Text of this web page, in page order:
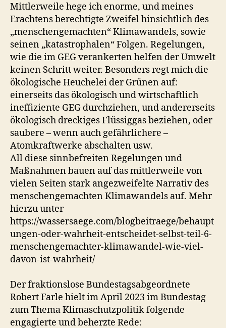
Mittlerweile hege ich enorme, und meines
Erachtens berechtigte Zweifel hinsichtlich des
„menschengemachten“ Klimawandels, sowie
seinen „katastrophalen“ Folgen. Regelungen,
wie die im GEG verankerten helfen der Umwelt
keinen Schritt weiter. Besonders regt mich die
ökologische Heuchelei der Grünen auf:
einerseits das ökologisch und wirtschaftlich
ineffiziente GEG durchziehen, und andererseits
ökologisch dreckiges Flüssiggas beziehen, oder
saubere – wenn auch gefährlichere –
Atomkraftwerke abschalten usw.
All diese sinnbefreiten Regelungen und
Maßnahmen bauen auf das mittlerweile von
vielen Seiten stark angezweifelte Narrativ des
menschengemachten Klimawandels auf. Mehr
hierzu unter
https://wassersaege.com/blogbeitraege/behaupt
ungen-oder-wahrheit-entscheidet-selbst-teil-6-
menschengemachter-klimawandel-wie-viel-
davon-ist-wahrheit/
Der fraktionslose Bundestagsabgeordnete
Robert Farle hielt im April 2023 im Bundestag
zum Thema Klimaschutzpolitik folgende
engagierte und beherzte Rede: